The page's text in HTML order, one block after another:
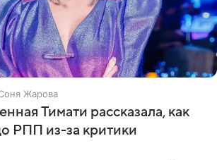
Жарова
Тимати рассказала, как
РПП из-за критики